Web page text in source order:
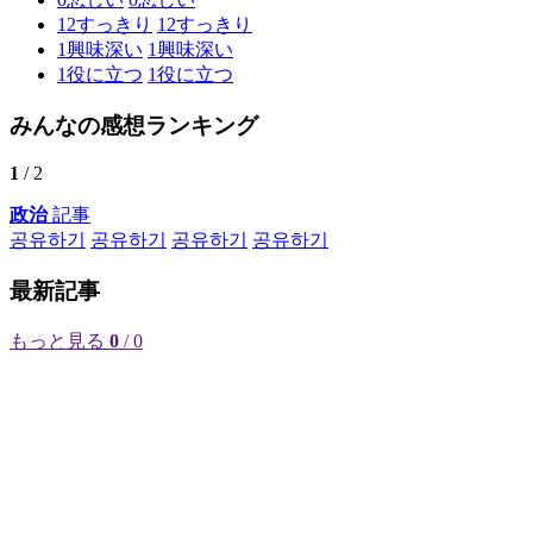
12すっきり 12すっきり
1興味深い 1興味深い
1役に立つ 1役に立つ
みんなの感想ランキング
1 / 2
政治記事
공유하기
공유하기 공유하기 공유하기
最新記事
もっと見る 0 / 0